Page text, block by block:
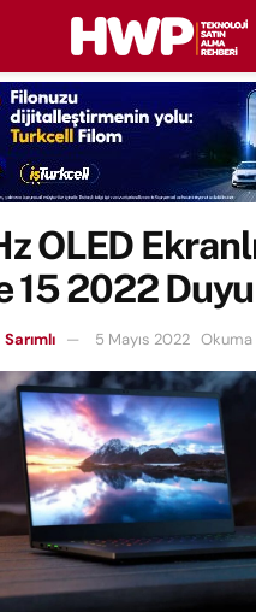
OLED
15 2022
5 Mayıs 2022 Okuma